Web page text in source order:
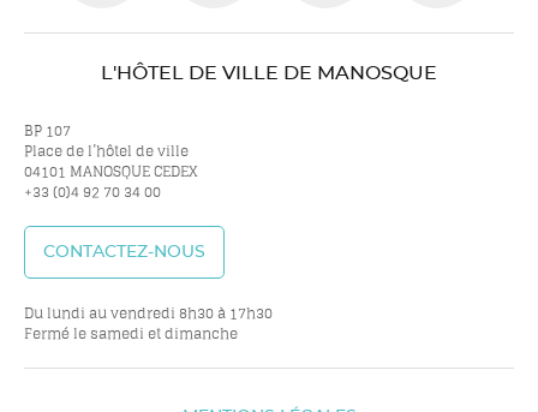
nous
sur
twitter
nous
facebook
nous
L'HÔTEL DE VILLE DE MANOSQUE
BP 107
Place de l’hôtel de ville
04101 MANOSQUE CEDEX
+33 (0)4 92 70 34 00
CONTACTEZ-NOUS
Du lundi au vendredi 8h30 à 17h30
Fermé le samedi et dimanche